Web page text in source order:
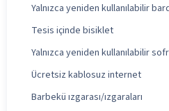
Yalnızca yeniden kullanılabilir
Tesis içinde bisiklet
Yalnızca yeniden kullanılabilir
Ücretsiz kablosuz internet
Barbekü ızgarası/ızgaraları